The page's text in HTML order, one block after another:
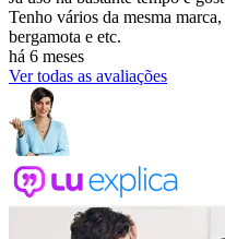
Tenho vários da mesma
bergamota e etc.
há 6 meses
Ver todas as avaliações